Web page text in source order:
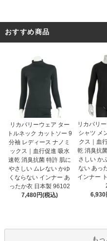
おすすめ商品
リカバリーウェア ター
トルネック カットソー 9
分袖 レディース ナノミ
ックス｜血行促進 吸水
速乾 消臭抗菌 特許 肌に
やさしい ムレない かゆ
くならない インナー あ
ったか衣 日本製 96102
7,480円(税込)
リカバリ
シャツ メ
クス｜血
乾 消臭抗
さしい か
ない あっ
インナー
6,930
も